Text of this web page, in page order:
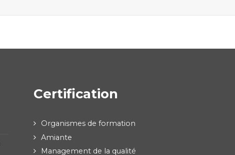
Certification
Organismes de formation
Amiante
Management de la qualité